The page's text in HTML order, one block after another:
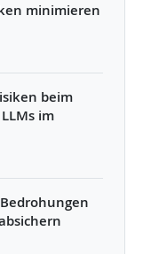
minimieren
beim
im